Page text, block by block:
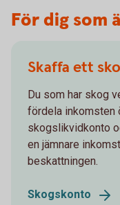
För dig som
Skaffa ett
Du som har skog
fördela inkomsten
skogslikvidkonto
en jämnare
beskattningen.
Skogskonto